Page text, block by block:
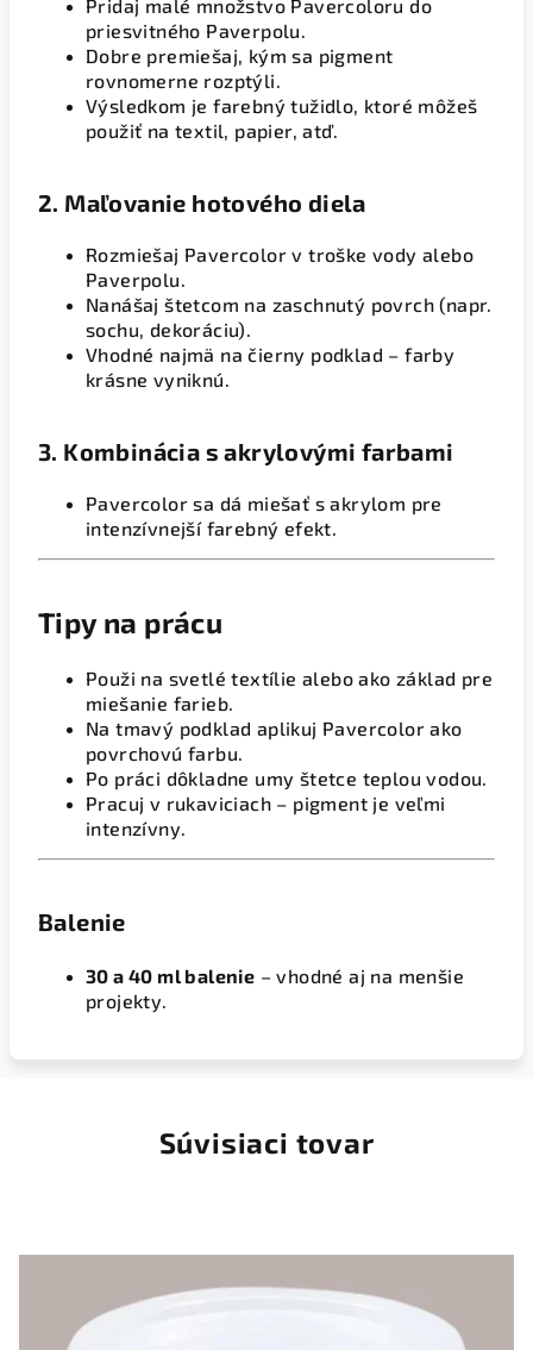
Pridaj malé množstvo Pavercoloru do
priesvitného Paverpolu.
Dobre premiešaj, kým sa pigment
rovnomerne rozptýli.
Výsledkom je farebný tužidlo, ktoré môžeš
použiť na textil, papier, atď.
2. Maľovanie hotového diela
Rozmiešaj Pavercolor v troške vody alebo
Paverpolu.
Nanášaj štetcom na zaschnutý povrch (napr.
sochu, dekoráciu).
Vhodné najmä na čierny podklad – farby
krásne vyniknú.
3. Kombinácia s akrylovými farbami
Pavercolor sa dá miešať s akrylom pre
intenzívnejší farebný efekt.
Tipy na prácu
Použi na svetlé textílie alebo ako základ pre
miešanie farieb.
Na tmavý podklad aplikuj Pavercolor ako
povrchovú farbu.
Po práci dôkladne umy štetce teplou vodou.
Pracuj v rukaviciach – pigment je veľmi
intenzívny.
Balenie
30 a 40 ml balenie – vhodné aj na menšie
projekty.
Súvisiaci tovar